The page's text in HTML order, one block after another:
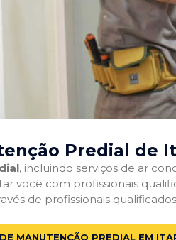
Predial de
, incluindo serviços de ar
você com profissionais
de profissionais
MANUTENÇÃO PREDIAL EM